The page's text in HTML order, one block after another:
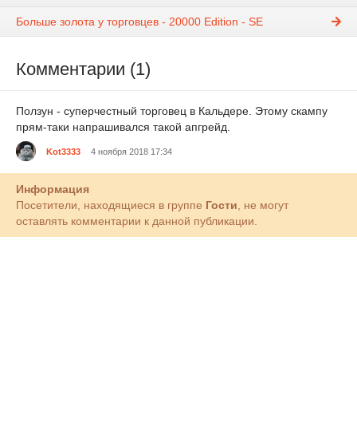
Больше золота у торговцев - 20000 Edition - SE
Комментарии (1)
Ползун - суперчестный торговец в Кальдере. Этому скампу
прям-таки напрашивался такой апгрейд.
Kot3333 4 ноября 2018 17:34
Информация
Посетители, находящиеся в группе Гости , не могут
оставлять комментарии к данной публикации.